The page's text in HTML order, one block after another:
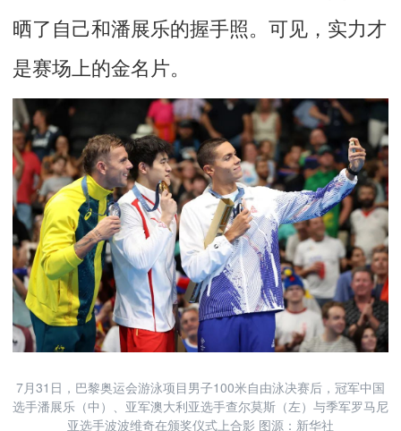
晒了自己和潘展乐的握手照。可见，实力才
是赛场上的金名片。
7月31日，巴黎奥运会游泳项目男子100米自由泳决赛后，冠军中国
选手潘展乐（中）、亚军澳大利亚选手查尔莫斯（左）与季军罗马尼
亚选手波波维奇在颁奖仪式上合影 图源：新华社